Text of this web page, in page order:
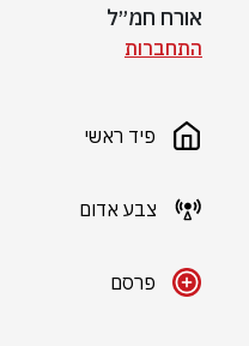
אורח חמ״ל
התחברות
פיד ראשי
צבע אדום
פרסם